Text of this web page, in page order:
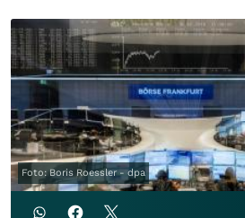
Foto: Boris Roessler - dpa